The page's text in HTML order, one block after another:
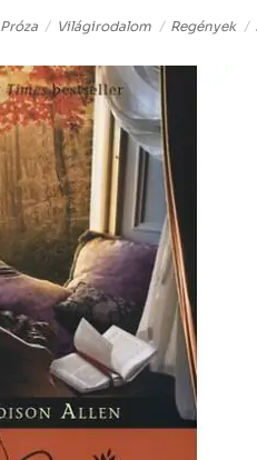
Próza Világirodalom Regények